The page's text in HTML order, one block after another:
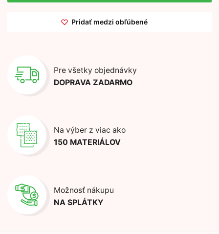
Pridať medzi obľúbené
Pre všetky objednávky
DOPRAVA ZADARMO
Na výber z viac ako
150 MATERIÁLOV
Možnosť nákupu
NA SPLÁTKY